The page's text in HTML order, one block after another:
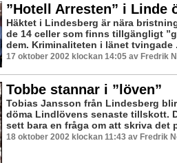
”Hotell Arresten” i Linde
Häktet i Lindesberg är nära
de 14 celler som finns tillgängligt
dem. Kriminaliteten i länet tvingade
17 oktober 2002 klockan 14:05 av Fredrik
Tobbe stannar i ”löven”
Tobias Jansson från Lindesberg
döma Lindlövens senaste tillskott.
sett bara en fråga om att skriva det
18 oktober 2002 klockan 11:43 av Fredrik